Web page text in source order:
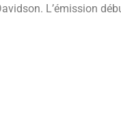
L’émission